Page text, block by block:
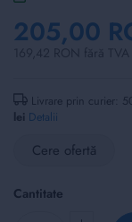
images
gallery
205,00
Livrare prin curier:
lei Detalii
Cere ofertă
Cantitate